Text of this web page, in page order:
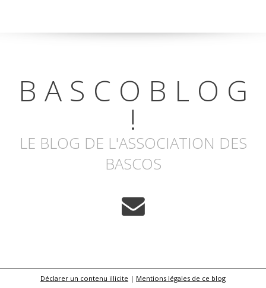
B A S C O B L O G
!
LE BLOG DE L'ASSOCIATION DES
BASCOS
Déclarer un contenu illicite | Mentions légales de ce blog